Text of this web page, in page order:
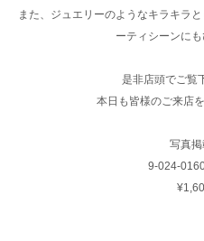
また、ジュエリーのようなキラキラ
ーティシーンに
是非店頭でご覧
本日も皆様のご来店
写真
9-024-